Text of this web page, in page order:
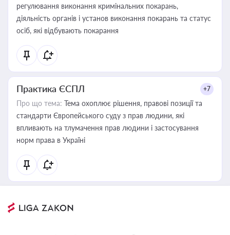
регулювання виконання кримінальних покарань,
діяльність органів і установ виконання покарань та статус
осіб, які відбувають покарання
Практика ЄСПЛ +7
Про що тема: Тема охоплює рішення, правові позиції та
стандарти Європейського суду з прав людини, які
впливають на тлумачення прав людини і застосування
норм права в Україні